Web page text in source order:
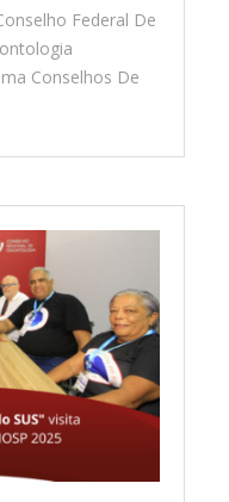
Federal De
Conselhos De